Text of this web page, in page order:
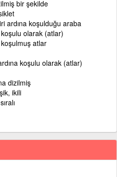
bir şekilde
ardına koşulduğu araba
olarak (atlar)
atlar
koşulu olarak (atlar)
dizilmiş
ikili